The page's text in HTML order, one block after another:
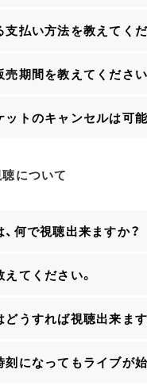
払い方法を教えてくだ
期間を教えてください
トのキャンセルは可
について
何で視聴出来ますか？
てください。
うすれば視聴出来ま
になってもライブが始